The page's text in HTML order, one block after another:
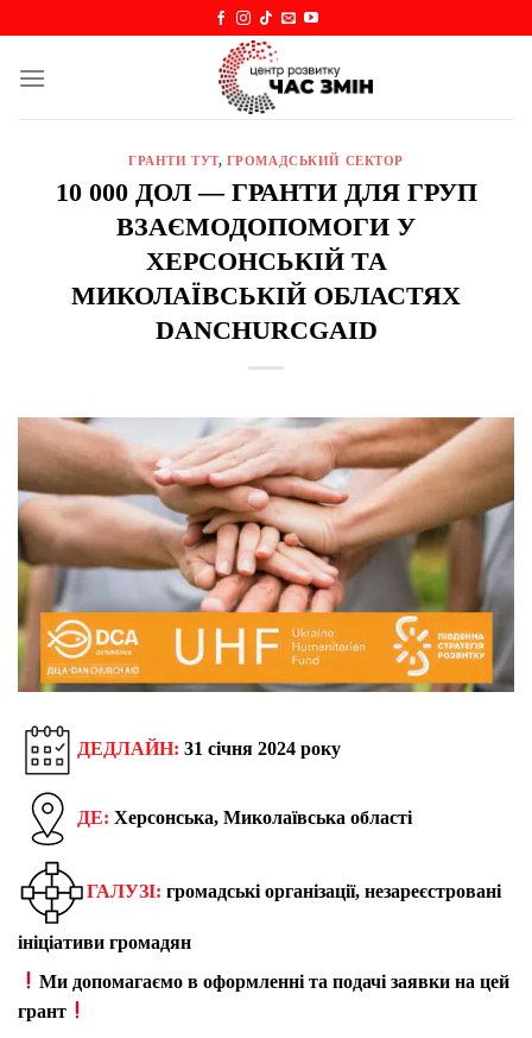
content
ГРАНТИ ТУТ, ГРОМАДСЬКИЙ СЕКТОР
10 000 ДОЛ — ГРАНТИ ДЛЯ ГРУП
ВЗАЄМОДОПОМОГИ У
ХЕРСОНСЬКІЙ ТА
МИКОЛАЇВСЬКІЙ ОБЛАСТЯХ
DANCHURCGAID
ДЕДЛАЙН: 31 січня 2024 року
ДЕ: Херсонська, Миколаївська області
ГАЛУЗІ: громадські організації, незареєстровані
ініціативи громадян
Ми допомагаємо в оформленні та подачі заявки на цей
грант